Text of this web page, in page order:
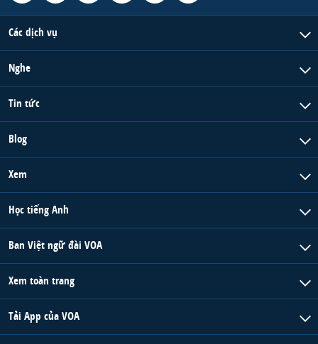
Các dịch vụ
Nghe
Tin tức
Blog
Xem
Học tiếng Anh
Ban Việt ngữ đài VOA
Xem toàn trang
Tải App của VOA